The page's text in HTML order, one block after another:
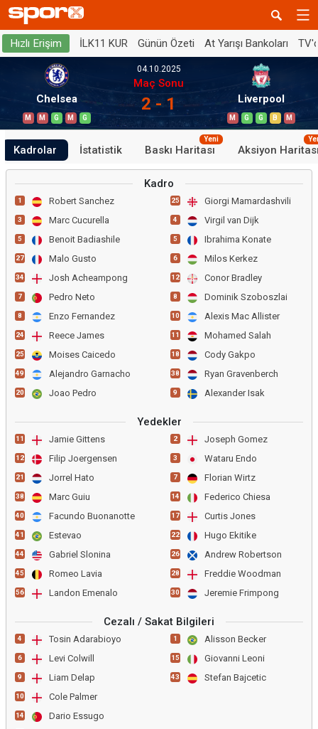
Hızlı Erişim İLK11 KUR Günün Özeti At Yarışı Bankoları
Chelsea
M M G M G
04.10.2025
Maç Sonu
2 - 1 Liverpool
M G G B M
Kadrolar İstatistik Baskı Haritası
Yeni
Aksiyon
Kadro
1 Robert Sanchez
3 Marc Cucurella
5 Benoit Badiashile
27 Malo Gusto
34 Josh Acheampong
7 Pedro Neto
8 Enzo Fernandez
24 Reece James
25 Moises Caicedo
49 Alejandro Garnacho
20 Joao Pedro
25 Giorgi Mamardashvili
4 Virgil van Dijk
5 Ibrahima Konate
6 Milos Kerkez
12 Conor Bradley
8 Dominik Szoboszlai
10 Alexis Mac Allister
11 Mohamed Salah
18 Cody Gakpo
38 Ryan Gravenberch
9 Alexander Isak
Yedekler
11 Jamie Gittens
12 Filip Joergensen
21 Jorrel Hato
38 Marc Guiu
40 Facundo Buonanotte
41 Estevao
44 Gabriel Slonina
45 Romeo Lavia
56 Landon Emenalo
2 Joseph Gomez
3 Wataru Endo
7 Florian Wirtz
14 Federico Chiesa
17 Curtis Jones
22 Hugo Ekitike
26 Andrew Robertson
28 Freddie Woodman
30 Jeremie Frimpong
Cezalı / Sakat Bilgileri
4 Tosin Adarabioyo
6 Levi Colwill
9 Liam Delap
10 Cole Palmer
14 Dario Essugo
1 Alisson Becker
15 Giovanni Leoni
43 Stefan Bajcetic